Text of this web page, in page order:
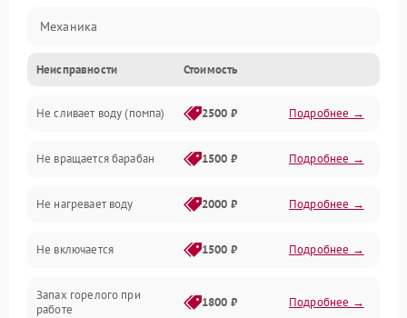
Механика
Электропитание
Водоснабжение
Слив
Программное обеспечение
Неисправности Стоимость
Не сливает воду (помпа) 2500 ₽ Подробнее →
Не вращается барабан 1500 ₽ Подробнее →
Не нагревает воду 2000 ₽ Подробнее →
Не включается 1500 ₽ Подробнее →
Запах горелого при
работе
1800 ₽ Подробнее →